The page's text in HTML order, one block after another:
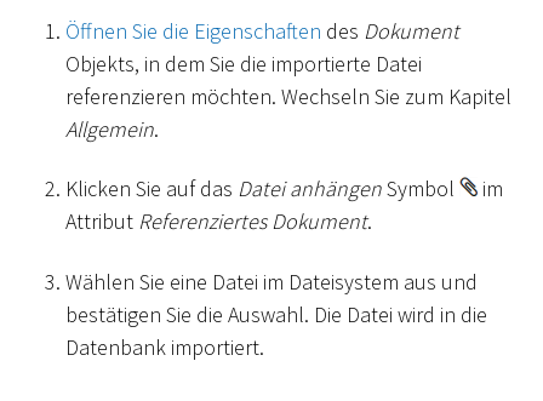
Öffnen Sie die Eigenschaften des Dokument
Objekts, in dem Sie die importierte Datei
referenzieren möchten. Wechseln Sie zum Kapitel
Allgemein.
Klicken Sie auf das Datei anhängenSymbol
im
Attribut Referenziertes Dokument.
Wählen Sie eine Datei im Dateisystem aus und
bestätigen Sie die Auswahl. Die Datei wird in die
Datenbank importiert.